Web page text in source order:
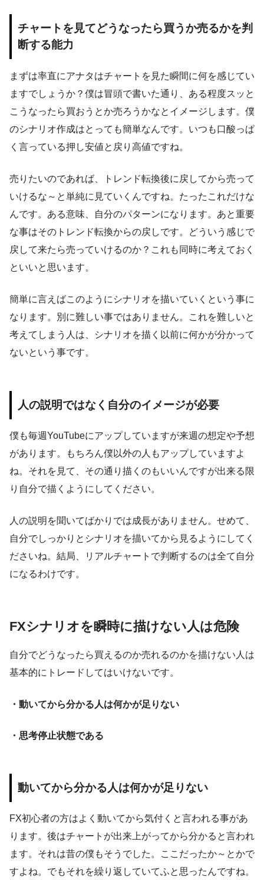
チャートを見てどうなったら買うか売るかを判
断する能力
まずは率直にアナタはチャートを見た瞬間に何を感じてい
ますでしょうか？僕は冒頭で書いた通り、ある程度スッと
こうなったら買おうとか売ろうかなとイメージします。僕
のシナリオ作成はとっても簡単なんです。いつも口酸っぱ
く言っている押し安値と戻り高値ですね。
売りたいのであれば、トレンド転換後に戻してから売って
いけるな～と単純に見ていくんですね。たったこれだけな
んです。ある意味、自分のパターンになります。あと重要
な事はそのトレンド転換からの戻しです。どういう感じで
戻して来たら売っていけるのか？これも同時に考えておく
といいと思います。
簡単に言えばこのようにシナリオを描いていくという事に
なります。別に難しい事ではありません。これを難しいと
考えてしまう人は、シナリオを描く以前に何かが分かって
ないという事です。
人の説明ではなく自分のイメージが必要
僕も毎週YouTubeにアップしていますが来週の想定や予想
があります。もちろん僕以外の人もアップしていますよ
ね。それを見て、その通り描くのもいいんですが出来る限
り自分で描くようにしてください。
人の説明を聞いてばかりでは成長がありません。せめて、
自分でしっかりとシナリオを描いてから見るようにしてく
ださいね。結局、リアルチャートで判断するのは全て自分
になるわけです。
FXシナリオを瞬時に描けない人は危険
自分でどうなったら買えるのか売れるのかを描けない人は
基本的にトレードしてはいけないです。
・動いてから分かる人は何かが足りない
・思考停止状態である
動いてから分かる人は何かが足りない
FX初心者の方はよく動いてから気付くと言われる事があ
ります。後はチャートが出来上がってから分かると言われ
ます。それは昔の僕もそうでした。ここだったか～とかで
すよね。でもそれを繰り返していてふと思ったんですね。